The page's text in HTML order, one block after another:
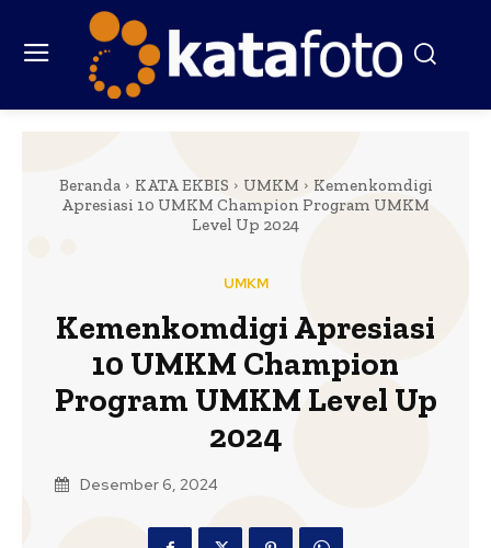
Beranda KATA EKBIS UMKM
Kemenkomdigi
Apresiasi 10 UMKM Champion Program UMKM
Level Up 2024
UMKM
Kemenkomdigi Apresiasi
10 UMKM Champion
Program UMKM Level Up
2024
Desember 6, 2024